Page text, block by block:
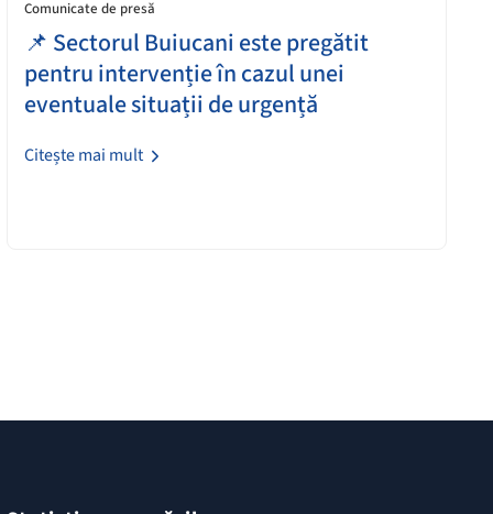
Comunicate de presă
📌 Sectorul Buiucani este pregătit
pentru intervenție în cazul unei
eventuale situații de urgență
Citește mai mult